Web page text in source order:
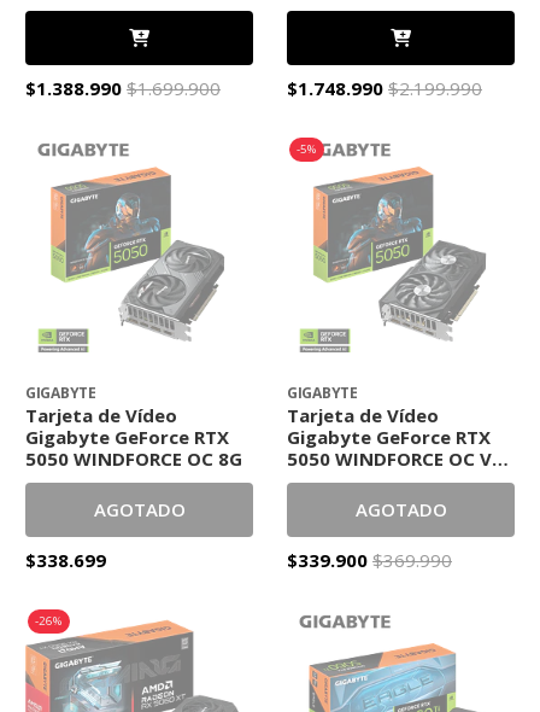
$1.388.990 $1.699.900 $1.748.990 $2.199.990
GIGABYTE
Tarjeta de Vídeo
Gigabyte GeForce RTX
5050 WINDFORCE OC 8G
AGOTADO
$338.699
-5%
GIGABYTE
Tarjeta de Vídeo
Gigabyte GeForce RTX
5050 WINDFORCE OC V2
8G
AGOTADO
$339.900 $369.990
-26%